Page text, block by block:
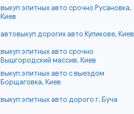
выкуп элитных авто срочно Русановка,
Киев
автовыкуп дорогих авто Куликове, Киев
выкуп элитных авто срочно
Вышгородский массив, Киев
выкуп элитных авто с выездом
Борщаговка, Киев
выкуп элитных авто дорого г. Буча